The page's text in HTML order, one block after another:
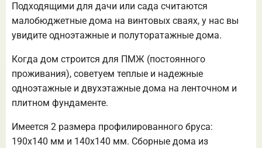
Подходящими для дачи или сада считаются
малобюджетные дома на винтовых сваях, у нас вы
увидите одноэтажные и полуторатажные дома.
Когда дом строится для ПМЖ (постоянного
проживания), советуем теплые и надежные
одноэтажные и двухэтажные дома на ленточном и
плитном фундаменте.
Имеется 2 размера профилированного бруса:
190х140 мм и 140х140 мм. Сборные дома из